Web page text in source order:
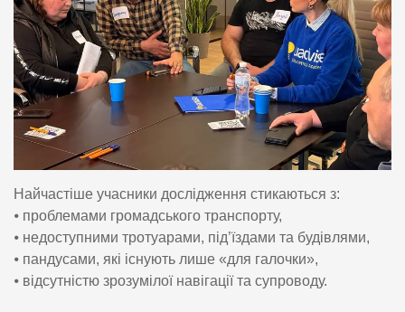
Найчастіше учасники дослідження стикаються з:
⦁ проблемами громадського транспорту,
⦁ недоступними тротуарами, під’їздами та будівлями,
⦁ пандусами, які існують лише «для галочки»,
⦁ відсутністю зрозумілої навігації та супроводу.